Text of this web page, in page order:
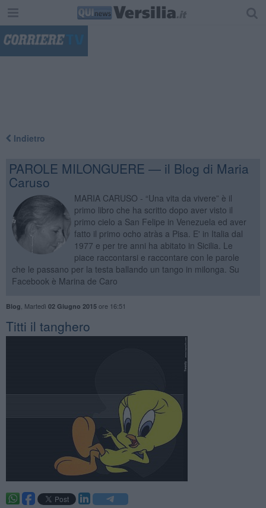
Indietro
PAROLE MILONGUERE — il Blog di Maria
Caruso
MARIA CARUSO - “Una vita da vivere” è il
primo libro che ha scritto dopo aver visto il
primo cielo a San Felipe in Venezuela ed aver
fatto il primo ocho atràs a Pisa. E' in Italia dal
1977 e per tre anni ha abitato in Sicilia. Le
piace raccontarsi e raccontare con le parole
che le passano per la testa ballando un tango in milonga. Su
Facebook è Marina de Caro
Blog Martedì 02 Giugno 2015ore 16:51
Titti il tanghero